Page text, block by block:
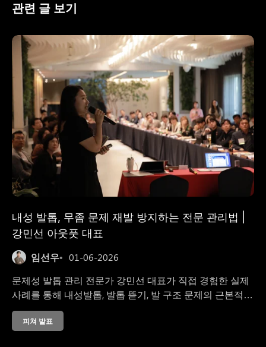
관련 글 보기
내성 발톱, 무좀 문제 재발 방지하는 전문 관리법 |
강민선 아웃풋 대표
임선우
01-06-2026
문제성 발톱 관리 전문가 강민선 대표가 직접 경험한 실제
사례를 통해 내성발톱, 발톱 뜯기, 발 구조 문제의 근본적
해결 방법을 제시합니다. 단순한 치료를 넘어 재발 방지까
지 고려한 체계적인 발 관리 솔루션과 골퍼를 위한 특별 프
피쳐 발표